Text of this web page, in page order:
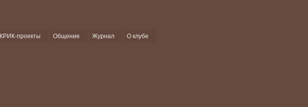
КРИК-проекты Общение Журнал О клубе